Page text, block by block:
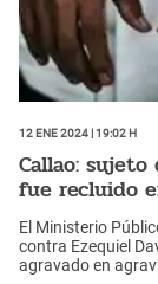
12 Ene 2024 | 19:02 h
Callao:
fue recluido
El Ministerio
contra Ezequiel
agravado en